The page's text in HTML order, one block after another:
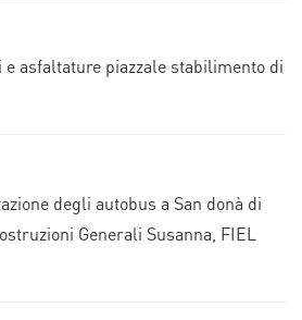
asfaltature piazzale stabilimento di
degli autobus a San donà di
Generali Susanna, FIEL